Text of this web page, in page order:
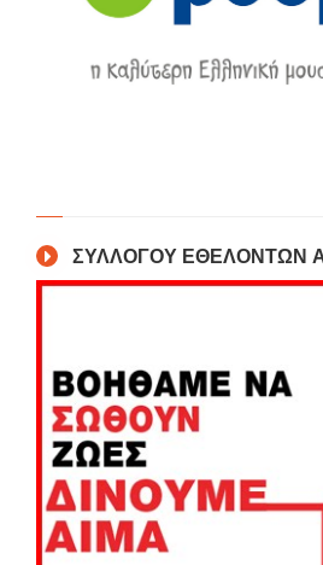
ΣΥΛΛΟΓΟΥ ΕΘΕΛΟΝΤΩΝ